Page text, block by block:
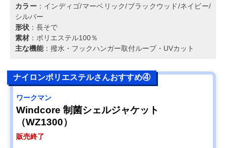
カラー：インディゴ/マーベリック/ブラックウッド/ネイビー/
シルバー
形状 ：長そで
素材 ：ポリエステル100％
主な機能：撥水・フックハンガー取付ループ・UVカット
ナイロンポリエステルさんおすすめ④
ワークマン
Windcore 制菌シェルジャケット
（WZ1300）
販売終了